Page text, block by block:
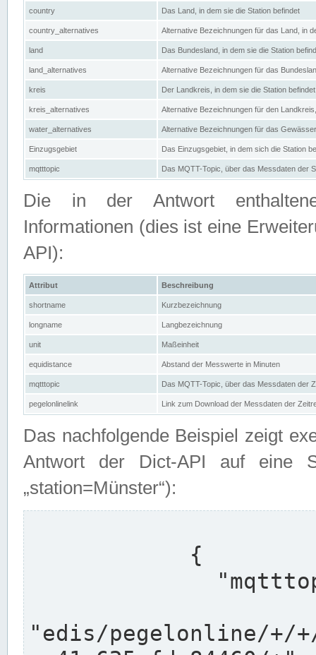
country Das Land, in dem sie die Station befindet
country_alternatives Alternative Bezeichnungen für das Land, in
land Das Bundesland, in dem sie die Station
land_alternatives Alternative Bezeichnungen für das
kreis Der Landkreis, in dem sie die Station befindet
kreis_alternatives Alternative Bezeichnungen für den
water_alternatives Alternative Bezeichnungen für das
Einzugsgebiet Das Einzugsgebiet, in dem sich die Station
mqtttopic Das MQTT-Topic, über das Messdaten der
Die in der Antwort
Informationen (dies ist eine
API):
Attribut Beschreibung
shortname Kurzbezeichnung
longname Langbezeichnung
unit Maßeinheit
equidistance Abstand der Messwerte in Minuten
mqtttopic Das MQTT-Topic, über das Messdaten der
pegelonlinelink Link zum Download der Messdaten der
Das nachfolgende Beispiel zeigt
Antwort der Dict-API auf eine
„station=Münster“):
"edis/pegelonline/+/